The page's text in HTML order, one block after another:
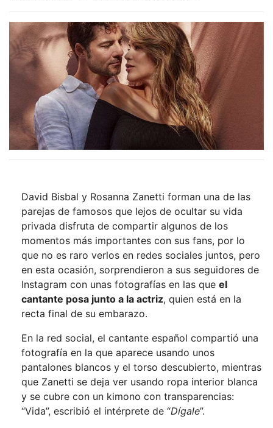
David Bisbal y Rosanna Zanetti forman una de las
parejas de famosos que lejos de ocultar su vida
privada disfruta de compartir algunos de los
momentos más importantes con sus fans, por lo
que no es raro verlos en redes sociales juntos, pero
en esta ocasión, sorprendieron a sus seguidores de
Instagram con unas fotografías en las que el
cantante posa junto a la actriz, quien está en la
recta final de su embarazo.
En la red social, el cantante español compartió una
fotografía en la que aparece usando unos
pantalones blancos y el torso descubierto, mientras
que Zanetti se deja ver usando ropa interior blanca
y se cubre con un kimono con transparencias:
“Vida”, escribió el intérprete de “Dígale”.